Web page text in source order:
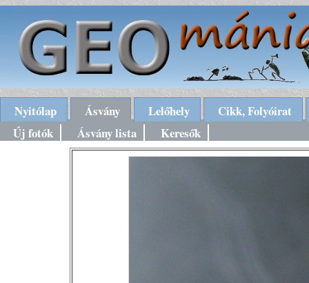
Nyitólap Ásvány Lelőhely
Cikk, Folyóirat
Új fotók
Ásvány lista Keresők